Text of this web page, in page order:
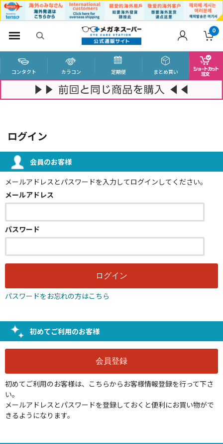
0
コンタクト カラコン 定期便 まとめ買い
ログイン
会員のお客様
メールアドレスとパスワードを入力してログインしてください。
メールアドレス
パスワード
パスワードをお忘れの方はこちら
初めてご利用のお客様
初めてご利用のお客様は、こちらからお客様情報登録を行って下さ
い。
メールアドレスとパスワードを登録しておくと便利にお買い物がで
きるようになります。